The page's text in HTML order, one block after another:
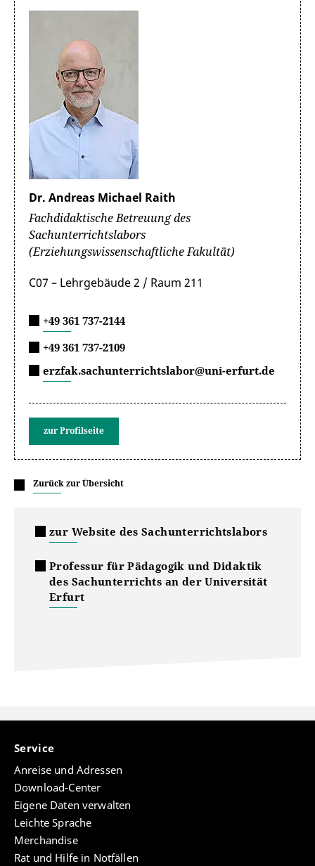
Dr. Andreas Michael Raith
Fachdidaktische Betreuung des
Sachunterrichtslabors
(Erziehungswissenschaftliche Fakultät)
C07 – Lehrgebäude 2 / Raum 211
+49 361 737-2144
+49 361 737-2109
erzfak.sachunterrichtslabor@uni-erfurt.de
zur Profilseite
Zurück zur Übersicht
zur Website des Sachunterrichtslabors
Professur für Pädagogik und Didaktik
des Sachunterrichts an der Universität
Erfurt
Service
Anreise und Adressen
Download-Center
Eigene Daten verwalten
Leichte Sprache
Merchandise
Rat und Hilfe in Notfällen